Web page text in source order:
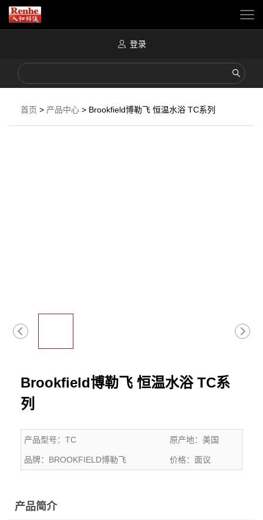
登录
首页 > 产品中心 > Brookfield博勒飞 恒温水浴 TC系列
Brookfield博勒飞 恒温水浴 TC系
列
产品型号： TC 原产地： 美国
品牌： BROOKFIELD博勒飞 价格： 面议
产品简介